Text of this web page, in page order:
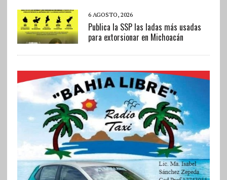
6 AGOSTO, 2026
Publica la SSP las ladas más usadas
para extorsionar en Michoacán